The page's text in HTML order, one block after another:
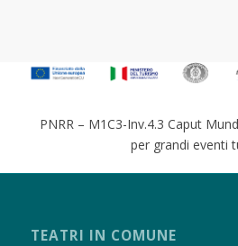
PNRR – M1C3-Inv.4.3 Caput
per grandi eventi
TEATRI IN COMUNE